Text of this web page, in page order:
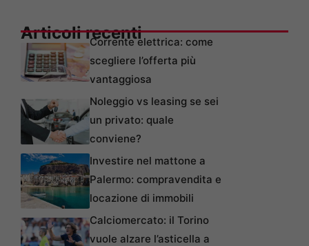
Articoli recentiCorrente elettrica: come
scegliere l’offerta più
vantaggiosa
Noleggio vs leasing se sei
un privato: quale
conviene?
Investire nel mattone a
Palermo: compravendita e
locazione di immobili
Calciomercato: il Torino
vuole alzare l’asticella a